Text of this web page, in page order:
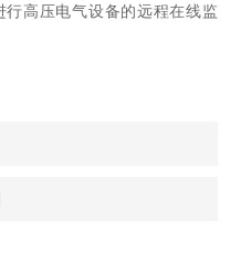
高压电气设备的远程在线监